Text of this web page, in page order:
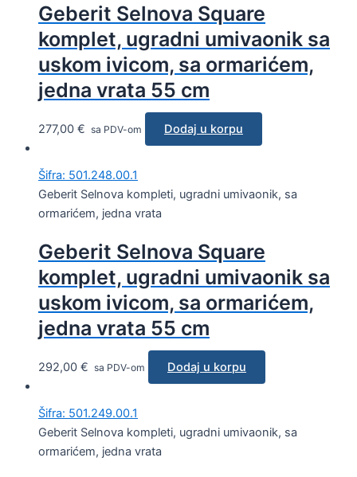
Geberit Selnova Square
komplet, ugradni umivaonik sa
uskom ivicom, sa ormarićem,
jedna vrata 55 cm
277,00 € sa PDV-om Dodaj u korpu
Šifra: 501.248.00.1
Geberit Selnova kompleti, ugradni umivaonik, sa
ormarićem, jedna vrata
Geberit Selnova Square
komplet, ugradni umivaonik sa
uskom ivicom, sa ormarićem,
jedna vrata 55 cm
292,00 € sa PDV-om Dodaj u korpu
Šifra: 501.249.00.1
Geberit Selnova kompleti, ugradni umivaonik, sa
ormarićem, jedna vrata